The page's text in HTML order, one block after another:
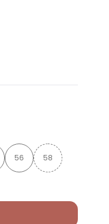
56 58